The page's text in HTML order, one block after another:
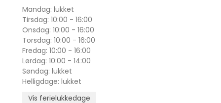
Mandag: lukket
Tirsdag: 10:00 - 16:00
Onsdag: 10:00 - 16:00
Torsdag: 10:00 - 16:00
Fredag: 10:00 - 16:00
Lørdag: 10:00 - 14:00
Søndag: lukket
Helligdage: lukket
Vis ferielukkedage